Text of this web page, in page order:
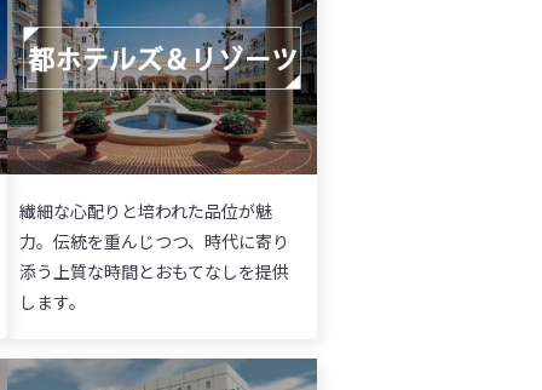
繊細な心配りと培われた品位が魅
力。伝統を重んじつつ、時代に寄り
添う上質な時間とおもてなしを提供
します。